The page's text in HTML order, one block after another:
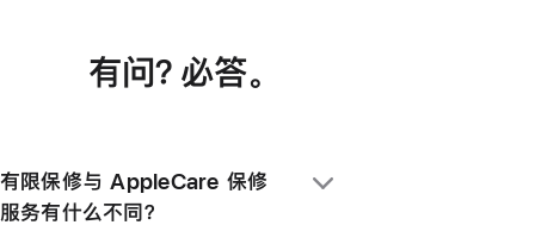
有问？必答。
有限保修与 AppleCare 保修
服务有什么不同？